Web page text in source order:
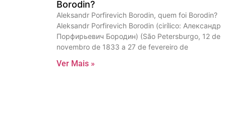
Borodin?
Aleksandr Porfirevich Borodin, quem foi Borodin?
Aleksandr Porfirevich Borodin (cirílico: Александр
Порфирьевич Бородин) (São Petersburgo, 12 de
novembro de 1833 a 27 de fevereiro de
Ver Mais »